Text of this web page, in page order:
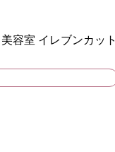
容室 イレブンカット